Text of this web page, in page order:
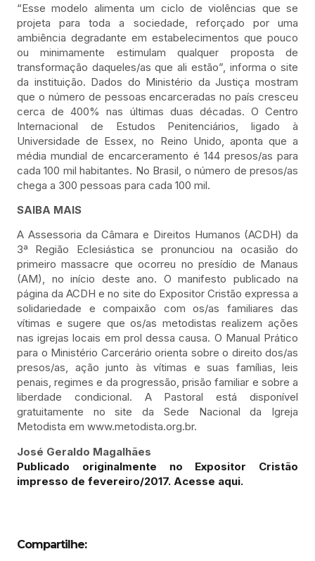
“Esse modelo alimenta um ciclo de violências que se
projeta para toda a sociedade, reforçado por uma
ambiência degradante em estabelecimentos que pouco
ou minimamente estimulam qualquer proposta de
transformação daqueles/as que ali estão”, informa o site
da instituição. Dados do Ministério da Justiça mostram
que o número de pessoas encarceradas no país cresceu
cerca de 400% nas últimas duas décadas. O Centro
Internacional de Estudos Penitenciários, ligado à
Universidade de Essex, no Reino Unido, aponta que a
média mundial de encarceramento é 144 presos/as para
cada 100 mil habitantes. No Brasil, o número de presos/as
chega a 300 pessoas para cada 100 mil.
SAIBA MAIS
A Assessoria da Câmara e Direitos Humanos (ACDH) da
3ª Região Eclesiástica se pronunciou na ocasião do
primeiro massacre que ocorreu no presídio de Manaus
(AM), no início deste ano. O manifesto publicado na
página da ACDH e no site do Expositor Cristão expressa a
solidariedade e compaixão com os/as familiares das
vítimas e sugere que os/as metodistas realizem ações
nas igrejas locais em prol dessa causa. O Manual Prático
para o Ministério Carcerário orienta sobre o direito dos/as
presos/as, ação junto às vítimas e suas famílias, leis
penais, regimes e da progressão, prisão familiar e sobre a
liberdade condicional. A Pastoral está disponível
gratuitamente no site da Sede Nacional da Igreja
Metodista em www.metodista.org.br.
José Geraldo Magalhães
Publicado originalmente no Expositor Cristão
impresso de fevereiro/2017. Acesse aqui.
Compartilhe: